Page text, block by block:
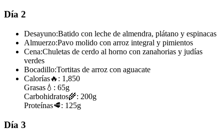
Día 2
Desayuno:Batido con leche de almendra, plátano y espinacas
Almuerzo:Pavo molido con arroz integral y pimientos
Cena:Chuletas de cerdo al horno con zanahorias y judías
verdes
Bocadillo:Tortitas de arroz con aguacate
Calorías🔥: 1,850
Grasas 💧: 65g
Carbohidratos🌾: 200g
Proteínas🥩: 125g
Día 3